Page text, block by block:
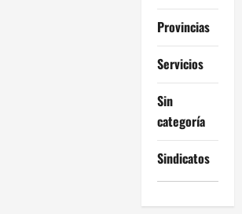
Provincias
Servicios
Sin
categoría
Sindicatos